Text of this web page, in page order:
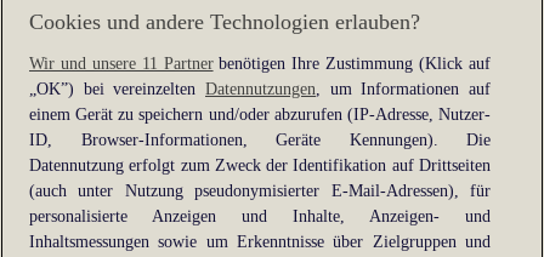
information).
Cookies und andere Technologien erlauben?
Wir und unsere 11 Partnerbenötigen Ihre Zustimmung (Klick auf
„OK”) bei vereinzelten Datennutzungen, um Informationen auf
einem Gerät zu speichern und/oder abzurufen (IP-Adresse, Nutzer-
ID, Browser-Informationen, Geräte Kennungen). Die
Datennutzung erfolgt zum Zweck der Identifikation auf Drittseiten
(auch unter Nutzung pseudonymisierter E-Mail-Adressen), für
personalisierte Anzeigen und Inhalte, Anzeigen- und
Inhaltsmessungen sowie um Erkenntnisse über Zielgruppen und